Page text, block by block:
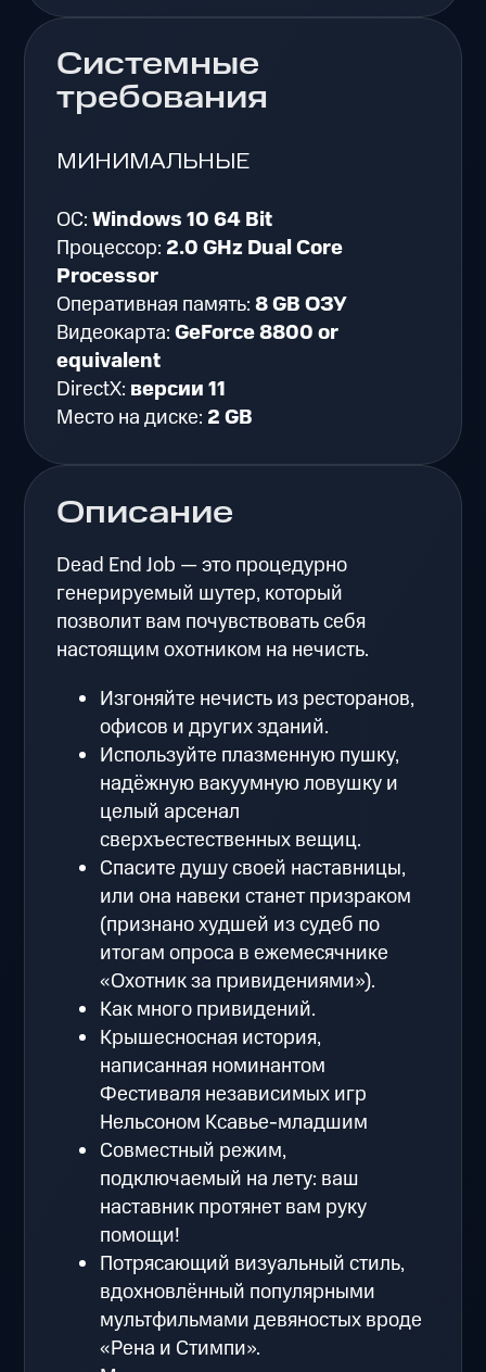
Описание
Dead End Job — это процедурно
генерируемый шутер, который
позволит вам почувствовать себя
настоящим охотником на нечисть.
Изгоняйте нечисть из ресторанов,
офисов и других зданий.
Используйте плазменную пушку,
надёжную вакуумную ловушку и
целый арсенал
сверхъестественных вещиц.
Спасите душу своей наставницы,
или она навеки станет призраком
(признано худшей из судеб по
итогам опроса в ежемесячнике
«Охотник за привидениями»).
Как много привидений.
Крышесносная история,
написанная номинантом
Фестиваля независимых игр
Нельсоном Ксавье-младшим
Совместный режим,
подключаемый на лету: ваш
наставник протянет вам руку
помощи!
Потрясающий визуальный стиль,
вдохновлённый популярными
мультфильмами девяностых вроде
«Рена и Стимпи».
Системные
требования
МИНИМАЛЬНЫЕ
ОС:Windows 10 64 Bit
Процессор: 2.0 GHz Dual Core
Processor
Оперативная память:8 GB ОЗУ
Видеокарта:GeForce 8800 or
equivalent
DirectX: версии 11
Место на диске: 2 GB